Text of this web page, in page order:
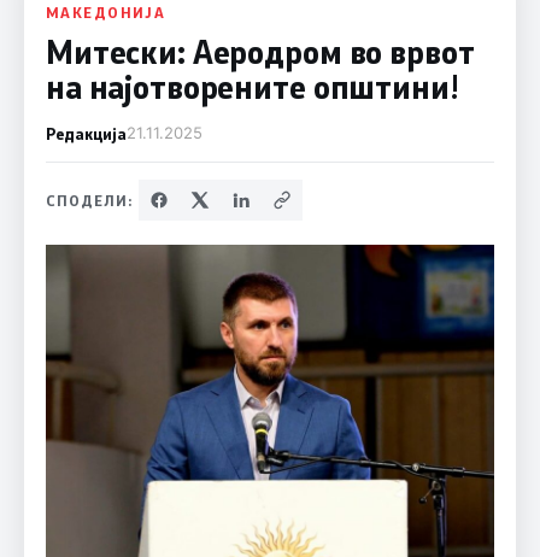
МАКЕДОНИЈА
Митески: Аеродром во врвот
на најотворените општини!
Редакција21.11.2025
СПОДЕЛИ: